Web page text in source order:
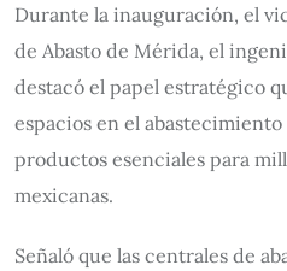
Durante la inauguración, el
de Abasto de Mérida, el
destacó el papel estratégico
espacios en el
productos esenciales para
mexicanas.
Señaló que las centrales de